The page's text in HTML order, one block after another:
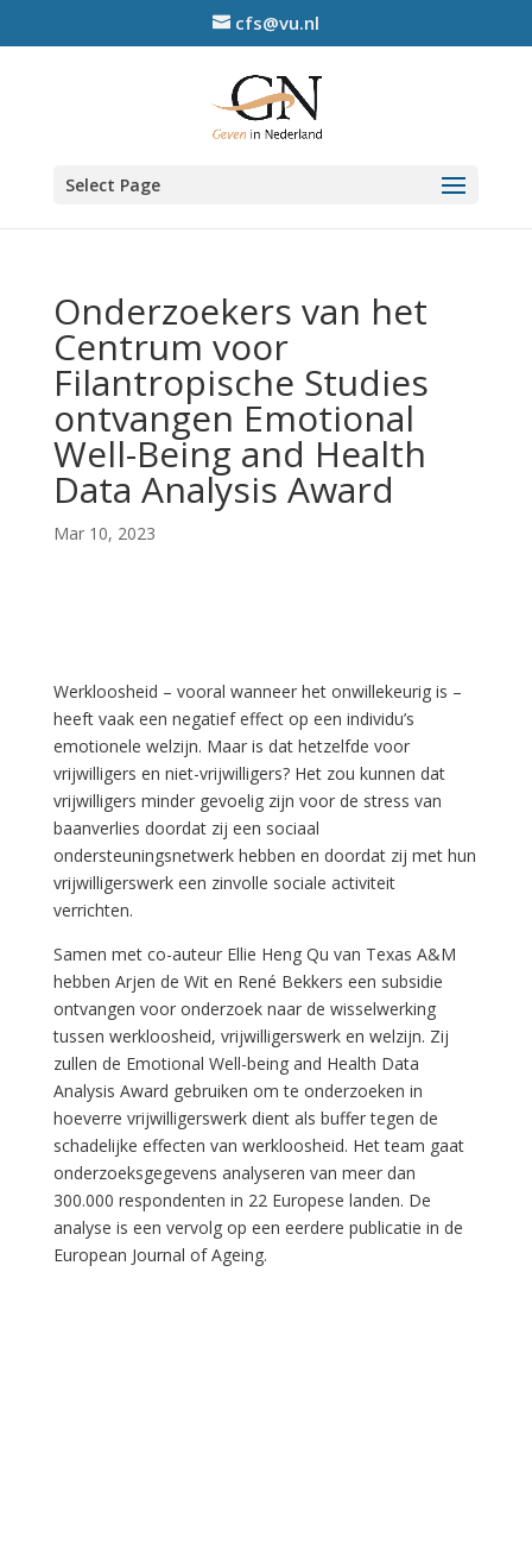
cfs@vu.nl
Select Page
Onderzoekers van het
Centrum voor
Filantropische Studies
ontvangen Emotional
Well-Being and Health
Data Analysis Award
Mar 10, 2023
Werkloosheid – vooral wanneer het onwillekeurig is –
heeft vaak een negatief effect op een individu’s
emotionele welzijn. Maar is dat hetzelfde voor
vrijwilligers en niet-vrijwilligers? Het zou kunnen dat
vrijwilligers minder gevoelig zijn voor de stress van
baanverlies doordat zij een sociaal
ondersteuningsnetwerk hebben en doordat zij met hun
vrijwilligerswerk een zinvolle sociale activiteit
verrichten.
Samen met co-auteur Ellie Heng Qu van Texas A&M
hebben Arjen de Wit en René Bekkers een subsidie
ontvangen voor onderzoek naar de wisselwerking
tussen werkloosheid, vrijwilligerswerk en welzijn. Zij
zullen de Emotional Well-being and Health Data
Analysis Award gebruiken om te onderzoeken in
hoeverre vrijwilligerswerk dient als buffer tegen de
schadelijke effecten van werkloosheid. Het team gaat
onderzoeksgegevens analyseren van meer dan
300.000 respondenten in 22 Europese landen. De
analyse is een vervolg op een eerdere publicatie in de
European Journal of Ageing.